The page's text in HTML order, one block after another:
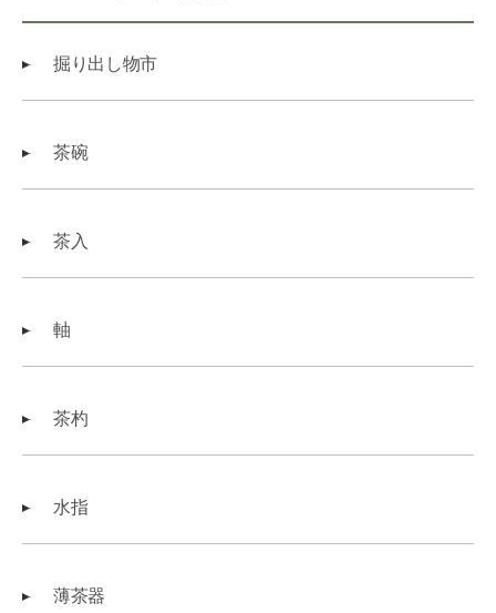
掘り出し物市
茶碗
茶入
軸
茶杓
水指
薄茶器